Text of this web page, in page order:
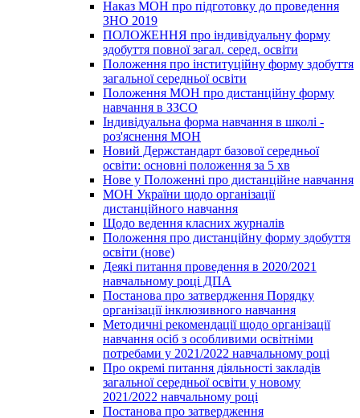
Наказ МОН про підготовку до проведення
ЗНО 2019
ПОЛОЖЕННЯ про індивідуальну форму
здобуття повної загал. серед. освіти
Положення про інституційну форму здобуття
загальної середньої освіти
Положення МОН про дистанційну форму
навчання в ЗЗСО
Індивідуальна форма навчання в школі -
роз'яснення МОН
Новий Держстандарт базової середньої
освіти: основні положення за 5 хв
Нове у Положенні про дистанційне навчання
МОН України щодо організації
дистанційного навчання
Щодо ведення класних журналів
Положення про дистанційну форму здобуття
освіти (нове)
Деякі питання проведення в 2020/2021
навчальному році ДПА
Постанова про затвердження Порядку
організації інклюзивного навчання
Методичні рекомендації щодо організації
навчання осіб з особливими освітніми
потребами у 2021/2022 навчальному році
Про окремі питання діяльності закладів
загальної середньої освіти у новому
2021/2022 навчальному році
Постанова про затвердження